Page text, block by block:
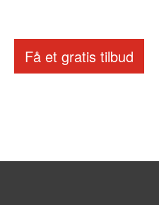
Få et gratis tilbud